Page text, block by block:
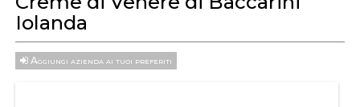
Iolanda
Aggiungi azienda ai tuoi preferiti